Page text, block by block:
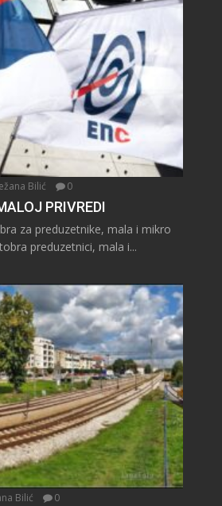
Bilić 0
PRIVREDI
za preduzetnike, mala i mikro
preduzetnici, mala i...
Bilić 0